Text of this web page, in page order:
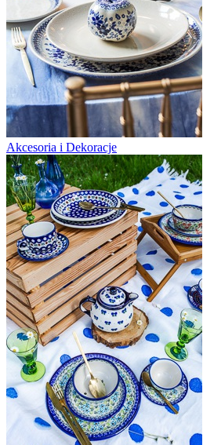
Akcesoria i Dekoracje